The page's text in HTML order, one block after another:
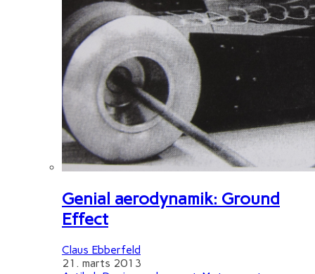
Genial aerodynamik: Ground
Effect
Claus Ebberfeld
21. marts 2013